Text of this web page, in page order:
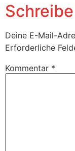
Deine E-Mail-
Erforderliche
Kommentar *